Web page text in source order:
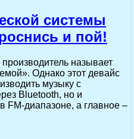
системы
и пой!
называет
Однако этот девайс
музыку с
Bluetooth, но и
FM-диапазоне, а главное –